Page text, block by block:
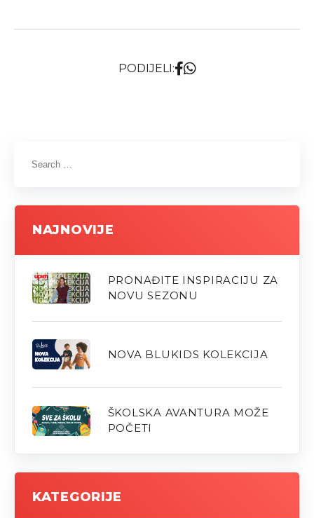
PODIJELI:
NAJNOVIJE
PRONAĐITE INSPIRACIJU ZA
NOVU SEZONU
NOVA BLUKIDS KOLEKCIJA
ŠKOLSKA AVANTURA MOŽE
POČETI
KATEGORIJE